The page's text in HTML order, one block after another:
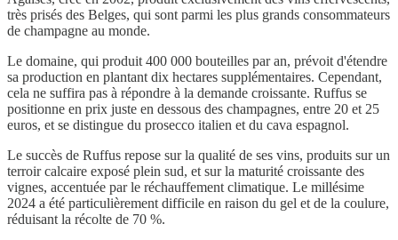
très prisés des Belges, qui sont parmi les plus grands consommateurs
de champagne au monde.
Le domaine, qui produit 400 000 bouteilles par an, prévoit d'étendre
sa production en plantant dix hectares supplémentaires. Cependant,
cela ne suffira pas à répondre à la demande croissante. Ruffus se
positionne en prix juste en dessous des champagnes, entre 20 et 25
euros, et se distingue du prosecco italien et du cava espagnol.
Le succès de Ruffus repose sur la qualité de ses vins, produits sur un
terroir calcaire exposé plein sud, et sur la maturité croissante des
vignes, accentuée par le réchauffement climatique. Le millésime
2024 a été particulièrement difficile en raison du gel et de la coulure,
réduisant la récolte de 70 %.